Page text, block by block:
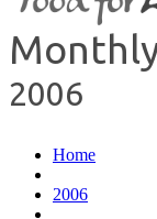
2006
Home
2006